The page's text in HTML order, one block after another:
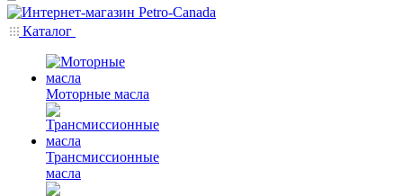
Каталог
Моторные масла
Трансмиссионные
масла